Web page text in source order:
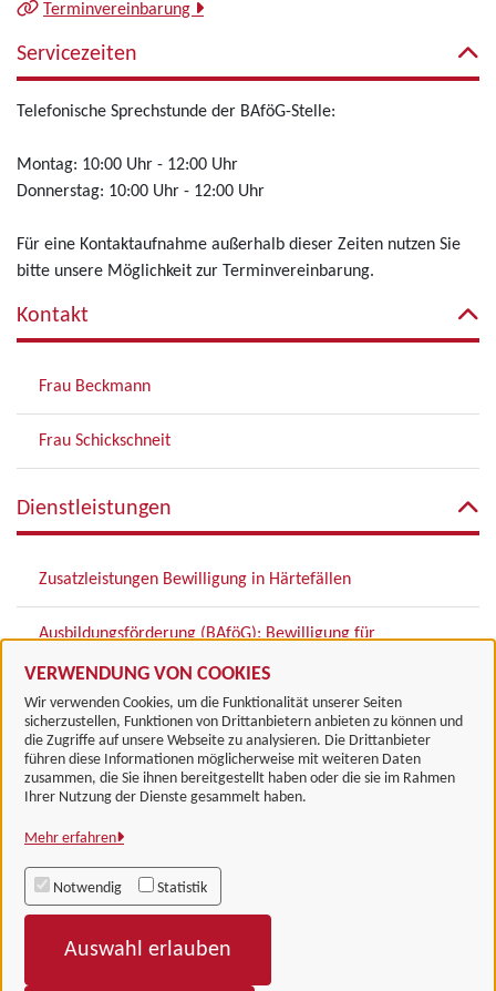
VERWENDUNG VON COOKIES
Wir verwenden Cookies, um die Funktionalität unserer Seiten
sicherzustellen, Funktionen von Drittanbietern anbieten zu können und
die Zugriffe auf unsere Webseite zu analysieren. Die Drittanbieter
führen diese Informationen möglicherweise mit weiteren Daten
zusammen, die Sie ihnen bereitgestellt haben oder die sie im Rahmen
Ihrer Nutzung der Dienste gesammelt haben.
Mehr erfahren
Notwendig Statistik
Auswahl erlauben
Terminvereinbarung
Servicezeiten
Telefonische Sprechstunde der BAföG-Stelle:
Montag: 10:00 Uhr - 12:00 Uhr
Donnerstag: 10:00 Uhr - 12:00 Uhr
Für eine Kontaktaufnahme außerhalb dieser Zeiten nutzen Sie
bitte unsere Möglichkeit zur Terminvereinbarung.
Kontakt
Frau Beckmann
Frau Schickschneit
Dienstleistungen
Zusatzleistungen Bewilligung in Härtefällen
Ausbildungsförderung (BAföG): Bewilligung für
Landkreis Göttingen
Alle Rechte vorbehalten